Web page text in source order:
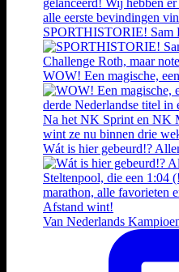
SPORTHISTORIE! Sam
WOW! Een magische,
Wát is hier gebeurd!?
Van Nederlands